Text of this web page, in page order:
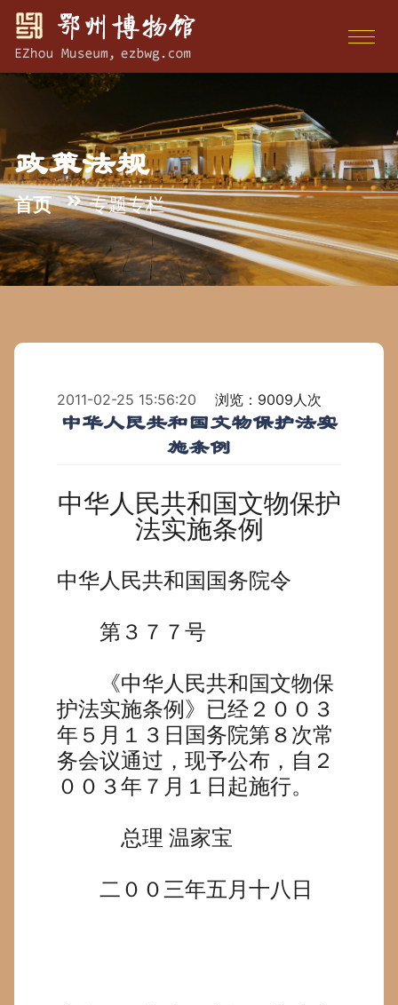
政策法规
首页 专题专栏
2011-02-25 15:56:20 浏览：9009人次
中华人民共和国文物保护法实
施条例
中华人民共和国文物保护
法实施条例
中华人民共和国国务院令
第３７７号
《中华人民共和国文物保
护法实施条例》已经２００３
年５月１３日国务院第８次常
务会议通过，现予公布，自２
００３年７月１日起施行。
总理 温家宝
二００三年五月十八日